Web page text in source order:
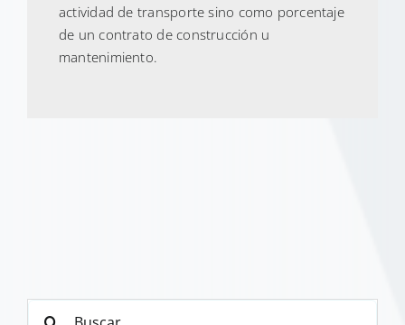
actividad de transporte sino como porcentaje
de un contrato de construcción u
mantenimiento.